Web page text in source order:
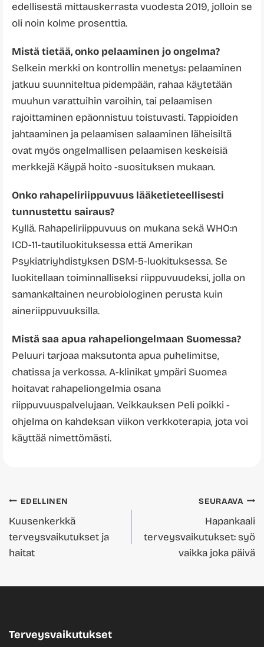
edellisestä mittauskerrasta vuodesta 2019, jolloin se
oli noin kolme prosenttia.
Mistä tietää, onko pelaaminen jo ongelma?
Selkein merkki on kontrollin menetys: pelaaminen
jatkuu suunniteltua pidempään, rahaa käytetään
muuhun varattuihin varoihin, tai pelaamisen
rajoittaminen epäonnistuu toistuvasti. Tappioiden
jahtaaminen ja pelaamisen salaaminen läheisiltä
ovat myös ongelmallisen pelaamisen keskeisiä
merkkejä Käypä hoito -suosituksen mukaan.
Onko rahapeliriippuvuus lääketieteellisesti
tunnustettu sairaus?
Kyllä. Rahapeliriippuvuus on mukana sekä WHO:n
ICD-11-tautiluokituksessa että Amerikan
Psykiatriyhdistyksen DSM-5-luokituksessa. Se
luokitellaan toiminnalliseksi riippuvuudeksi, jolla on
samankaltainen neurobiologinen perusta kuin
aineriippuvuuksilla.
Mistä saa apua rahapeliongelmaan Suomessa?
Peluuri tarjoaa maksutonta apua puhelimitse,
chatissa ja verkossa. A-klinikat ympäri Suomea
hoitavat rahapeliongelmia osana
riippuvuuspalvelujaan. Veikkauksen Peli poikki -
ohjelma on kahdeksan viikon verkkoterapia, jota voi
käyttää nimettömästi.
Artikkelien
selaus
EDELLINEN
Kuusenkerkkä
terveysvaikutukset ja
haitat
SEURAAVA
Hapankaali
terveysvaikutukset: syö
vaikka joka päivä
Terveysvaikutukset